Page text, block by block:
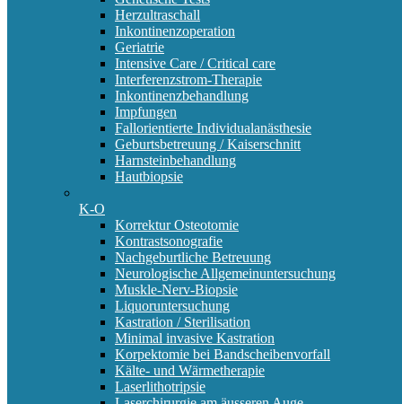
Herzultraschall
Inkontinenzoperation
Geriatrie
Intensive Care / Critical care
Interferenzstrom-Therapie
Inkontinenzbehandlung
Impfungen
Fallorientierte Individualanästhesie
Geburtsbetreuung / Kaiserschnitt
Harnsteinbehandlung
Hautbiopsie
K-O
Korrektur Osteotomie
Kontrastsonografie
Nachgeburtliche Betreuung
Neurologische Allgemeinuntersuchung
Muskle-Nerv-Biopsie
Liquoruntersuchung
Kastration / Sterilisation
Minimal invasive Kastration
Korpektomie bei Bandscheibenvorfall
Kälte- und Wärmetherapie
Laserlithotripsie